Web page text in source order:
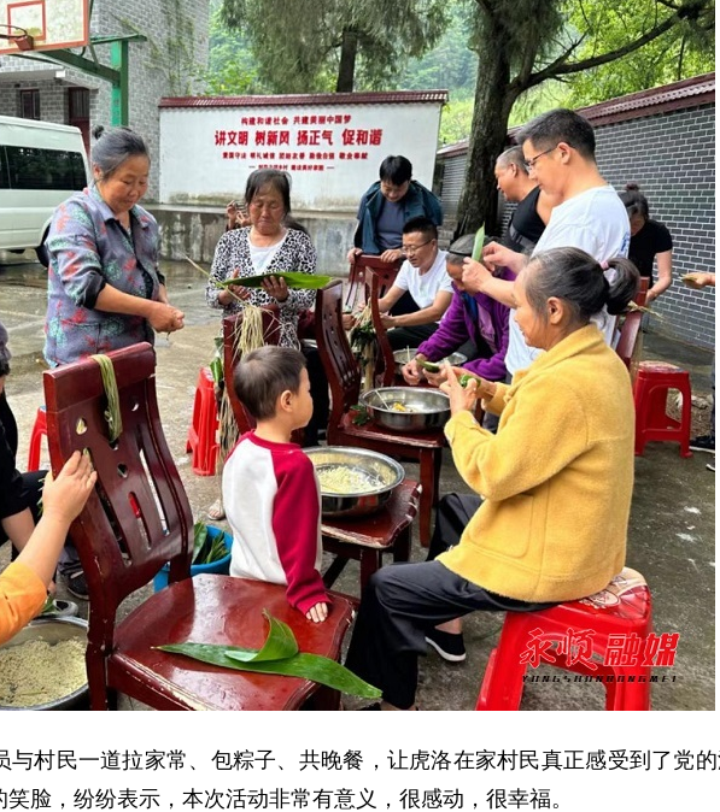
与村民一道拉家常、包粽子、共晚餐，让虎洛在家村民真正感受到了党
脸，纷纷表示，本次活动非常有意义，很感动，很幸福。